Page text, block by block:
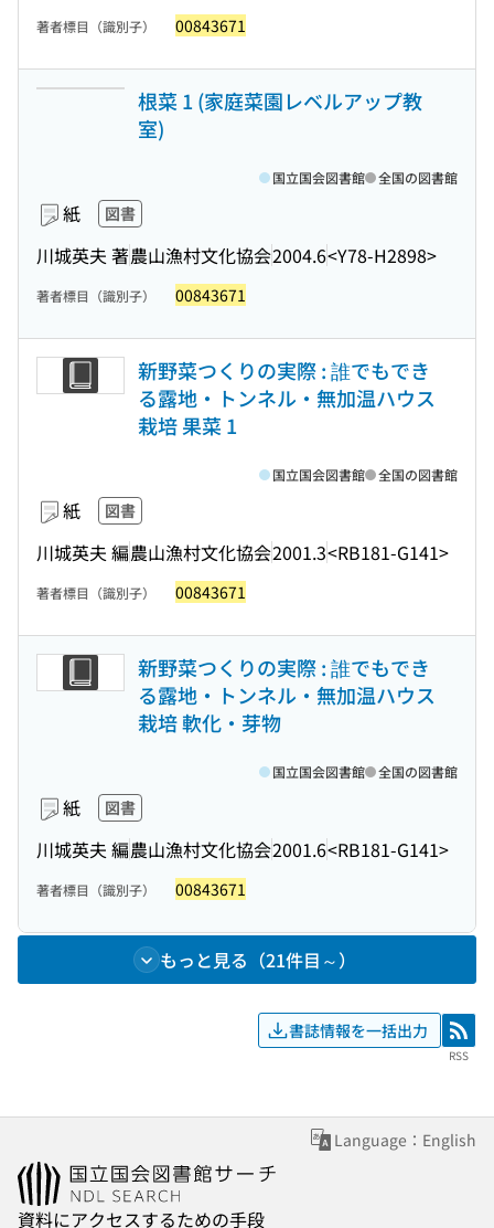
著者標目（識別子） 00843671
根菜 1 (家庭菜園レベルアップ教
室)
紙 図書
川城英夫 著農山漁村文化協会2004.6<Y78-H2898>
国立国会図書館 全国の図書館
著者標目（識別子） 00843671
新野菜つくりの実際 : 誰でもでき
る露地・トンネル・無加温ハウス
栽培 果菜 1
紙 図書
川城英夫 編農山漁村文化協会2001.3<RB181-G141>
国立国会図書館 全国の図書館
著者標目（識別子） 00843671
新野菜つくりの実際 : 誰でもでき
る露地・トンネル・無加温ハウス
栽培 軟化・芽物
紙 図書
川城英夫 編農山漁村文化協会2001.6<RB181-G141>
国立国会図書館 全国の図書館
著者標目（識別子） 00843671
もっと見る（21件目～）
書誌情報を一括出力 RSS
RSS
Language：English
資料にアクセスするための手段